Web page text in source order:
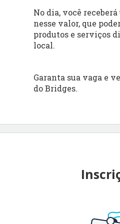
No dia, você
nesse valor, que
produtos e serviços
local.
Garanta sua vaga e
do Bridges.